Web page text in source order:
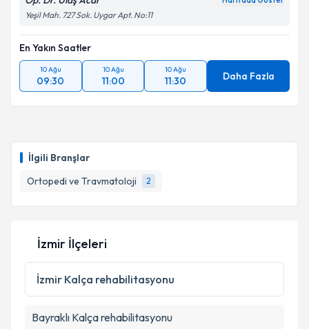
İlgili Branşlar
Ortopedi ve Travmatoloji
2
Metni'ni okudum ve kişisel verilerimin belirtilen
Takvim Talebini Gönder
Yeşil Mah. 727 Sok. Uygar Apt. No:11
En Yakın Saatler
10 Ağu
09:30
10 Ağu
11:00
10 Ağu
11:30 Daha Fazla
İzmir İlçeleri
İzmir Kalça rehabilitasyonu
Bayraklı Kalça rehabilitasyonu